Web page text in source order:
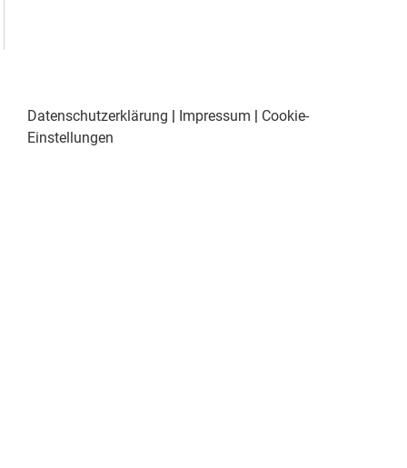
Datenschutzerklärung | Impressum | Cookie-
Einstellungen